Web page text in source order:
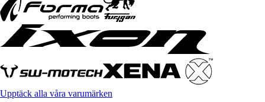
Upptäck alla våra varumärken